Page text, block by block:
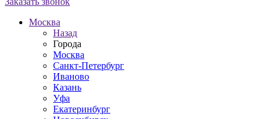
Москва
Назад
Города
Москва
Санкт-Петербург
Иваново
Казань
Уфа
Екатеринбург